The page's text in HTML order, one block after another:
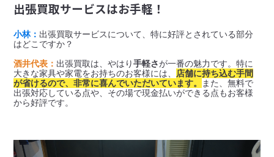
出張買取サービスはお手軽！
小林： 出張買取サービスについて、特に好評とされている部分
はどこですか？
酒井代表： 出張買取は、やはり手軽さが一番の魅力です。特に
大きな家具や家電をお持ちのお客様には、 店舗に持ち込む手間
が省けるので、非常に喜んでいただいています。
また、無料で
出張対応している点や、その場で現金払いができる点もお客様
から好評です。